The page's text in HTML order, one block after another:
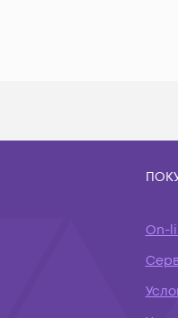
On-